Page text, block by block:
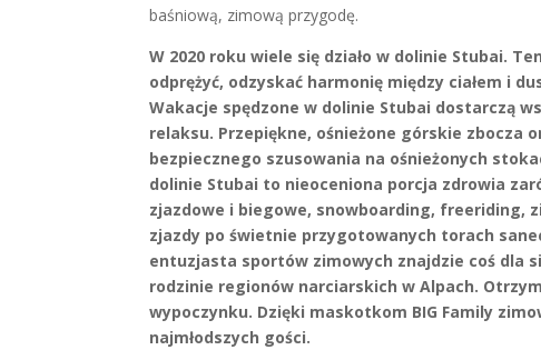
baśniową, zimową przygodę.
W 2020 roku wiele się działo w dolinie Stubai.
odprężyć, odzyskać harmonię między ciałem i
Wakacje spędzone w dolinie Stubai dostarczą
relaksu. Przepiękne, ośnieżone górskie zbocza
bezpiecznego szusowania na ośnieżonych
dolinie Stubai to nieoceniona porcja zdrowia
zjazdowe i biegowe, snowboarding, freeriding,
zjazdy po świetnie przygotowanych torach
entuzjasta sportów zimowych znajdzie coś dla
rodzinie regionów narciarskich w Alpach.
wypoczynku. Dzięki maskotkom BIG Family
najmłodszych gości.